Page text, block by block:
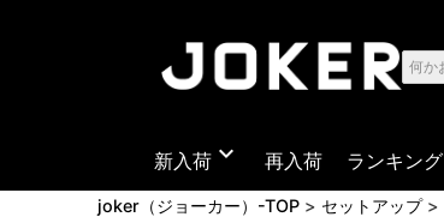
新入荷 expand_more 再入荷 ランキング
joker（ジョーカー）-TOP セットアップ